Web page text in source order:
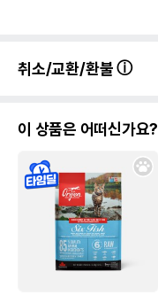
취소/교환/환불
이 상품은 어떠신가요?